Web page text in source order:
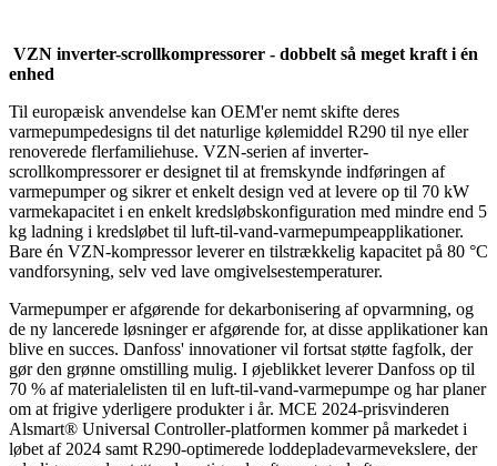
VZN inverter-scrollkompressorer - dobbelt så meget kraft i én
enhed
Til europæisk anvendelse kan OEM'er nemt skifte deres
varmepumpedesigns til det naturlige kølemiddel R290 til nye eller
renoverede flerfamiliehuse. VZN-serien af inverter-
scrollkompressorer er designet til at fremskynde indføringen af
varmepumper og sikrer et enkelt design ved at levere op til 70 kW
varmekapacitet i en enkelt kredsløbskonfiguration med mindre end 5
kg ladning i kredsløbet til luft-til-vand-varmepumpeapplikationer.
Bare én VZN-kompressor leverer en tilstrækkelig kapacitet på 80 °C
vandforsyning, selv ved lave omgivelsestemperaturer.
Varmepumper er afgørende for dekarbonisering af opvarmning, og
de ny lancerede løsninger er afgørende for, at disse applikationer kan
blive en succes. Danfoss' innovationer vil fortsat støtte fagfolk, der
gør den grønne omstilling mulig. I øjeblikket leverer Danfoss op til
70 % af materialelisten til en luft-til-vand-varmepumpe og har planer
om at frigive yderligere produkter i år. MCE 2024-prisvinderen
Alsmart® Universal Controller-platformen kommer på markedet i
løbet af 2024 samt R290-optimerede loddepladevarmevekslere, der